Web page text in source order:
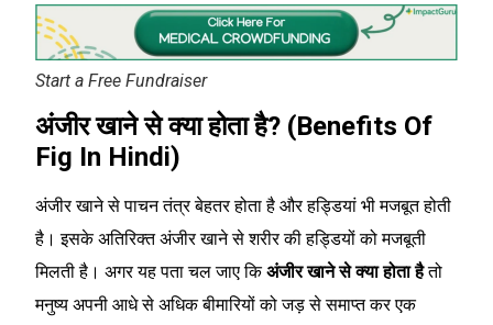
Start a Free Fundraiser
अंजीर खाने से क्या होता है? (Benefits Of
Fig In Hindi)
अंजीर खाने से पाचन तंत्र बेहतर होता है और हड्डियां भी मजबूत होती
है। इसके अतिरिक्त अंजीर खाने से शरीर की हड्डियों को मजबूती
मिलती है। अगर यह पता चल जाए किअंजीर खाने से क्या होता हैतो
मनुष्य अपनी आधे से अधिक बीमारियों को जड़ से समाप्त कर एक